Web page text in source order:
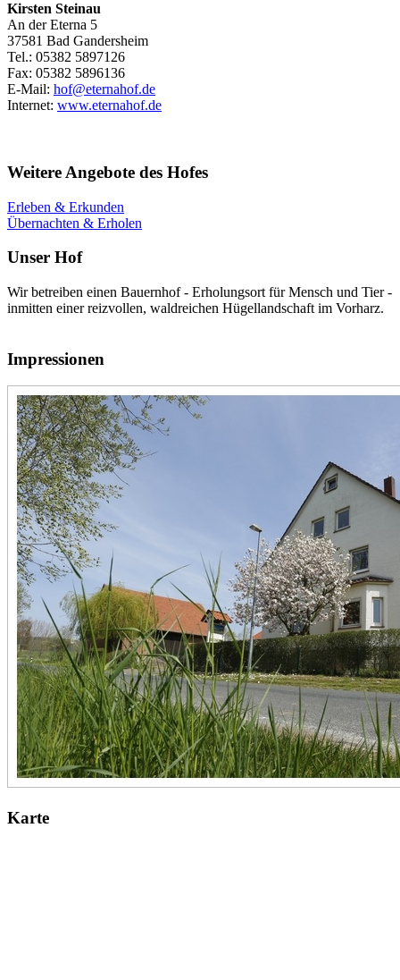
Kirsten Steinau
An der Eterna 5
37581 Bad Gandersheim
Tel.: 05382 5897126
Fax: 05382 5896136
E-Mail: hof@eternahof.de
Internet: www.eternahof.de
Weitere Angebote des Hofes
Erleben & Erkunden
Übernachten & Erholen
Unser Hof
Wir betreiben einen Bauernhof - Erholungsort für Mensch und Tier -
inmitten einer reizvollen, waldreichen Hügellandschaft im Vorharz.
Impressionen
Karte